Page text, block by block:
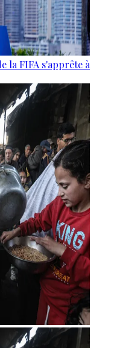
la FIFA s'apprête à